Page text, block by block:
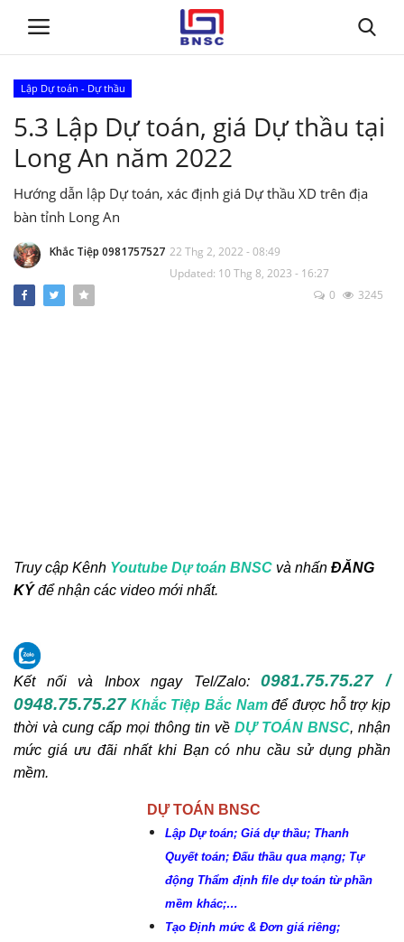
Trang chủ
Giới thiệu
Tin tức
Dự toán BNSC
Lập Dự toán - Dự thầu
5.3 Lập Dự toán, giá Dự thầu tại
Long An năm 2022
Hướng dẫn lập Dự toán, xác định giá Dự thầu XD trên địa
bàn tỉnh Long An
Khắc Tiệp 0981757527 22 Thg 2, 2022 - 08:49
Updated: 10 Thg 8, 2023 - 16:27
0
3245
Truy cập Kênh Youtube Dự toán BNSC và nhấn ĐĂNG
KÝđể nhận các video mới nhất.
Kết nối và Inbox ngay Tel/Zalo:0981.75.75.27 /
0948.75.75.27 Khắc Tiệp Bắc Namđể được hỗ trợ kịp
thời và cung cấp mọi thông tin về DỰ TOÁN BNSC, nhận
mức giá ưu đãi nhất khi Bạn có nhu cầu sử dụng phần
mềm.
DỰ TOÁN BNSC
Lập Dự toán; Giá dự thầu; Thanh
Quyết toán; Đấu thầu qua mạng; Tự
động Thẩm định file dự toán từ phần
mềm khác;…
Tạo Định mức & Đơn giá riêng;